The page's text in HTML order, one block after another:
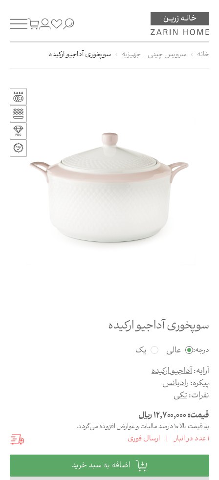
خانه سرویس چینی - جهیزیه سوپخوری آداجیو ارکیده
سوپخوری آداجیو ارکیده
درجه: عالی
یک
آرایه:آداجیو ارکیده
پیکره:رادیانس
نفرات:تکی
قیمت:12,700,000ریال
به قیمت بالا 10 درصد مالیات و عوارض افزوده می‌گردد.
1عدد در انبار | ارسال فوری
اضافه به سبد خرید